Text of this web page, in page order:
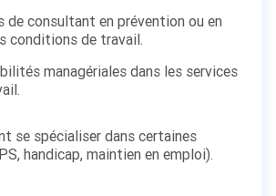
de consultant en prévention ou en
conditions de travail.
managériales dans les services
se spécialiser dans certaines
handicap, maintien en emploi).